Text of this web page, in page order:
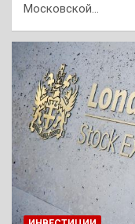
Московской…